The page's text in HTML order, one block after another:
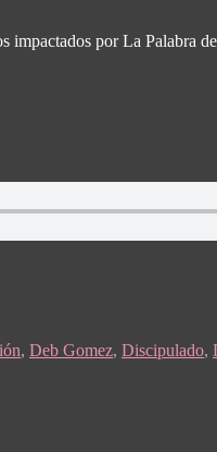
por La Palabra
, Deb Gomez, Discipulado,